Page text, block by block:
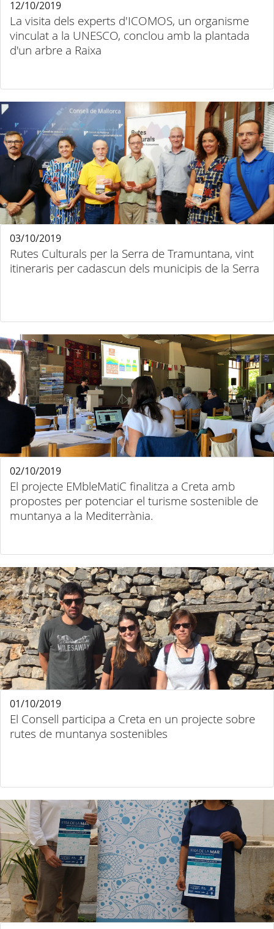
La visita dels experts d'ICOMOS, un organisme
vinculat a la UNESCO, conclou amb la plantada
d'un arbre a Raixa
12/10/2019
Rutes Culturals per la Serra de Tramuntana, vint
itineraris per cadascun dels municipis de la Serra
03/10/2019
El projecte EMbleMatiC finalitza a Creta amb
propostes per potenciar el turisme sostenible de
muntanya a la Mediterrània.
02/10/2019
El Consell participa a Creta en un projecte sobre
rutes de muntanya sostenibles
01/10/2019